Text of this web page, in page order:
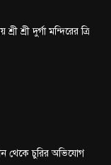
শ্রী দুর্গা মন্দিরের ত্রি
থেকে চুরির অভিযোগ